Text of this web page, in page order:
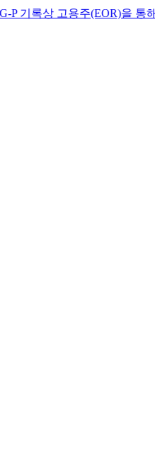
용주(EOR)을 통해 최고의 인